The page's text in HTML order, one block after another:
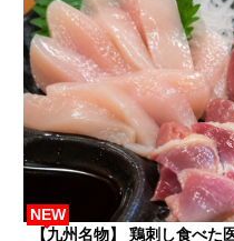
【九州名物】 鶏刺し食べ
NEW